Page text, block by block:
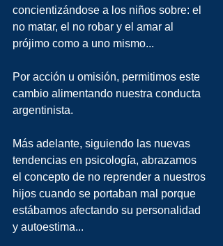
concientizándose a los niños sobre: el
no matar, el no robar y el amar al
prójimo como a uno mismo...
Por acción u omisión, permitimos este
cambio alimentando nuestra conducta
argentinista.
Más adelante, siguiendo las nuevas
tendencias en psicología, abrazamos
el concepto de no reprender a nuestros
hijos cuando se portaban mal porque
estábamos afectando su personalidad
y autoestima...